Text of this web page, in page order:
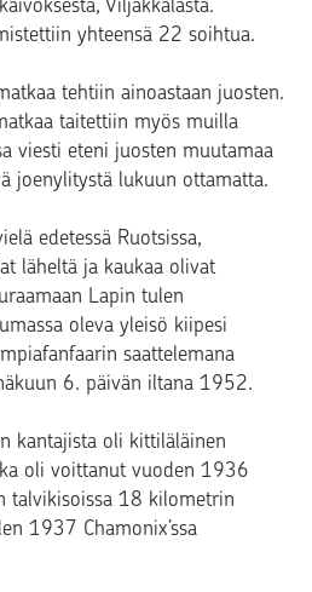
yhteensä 22 soihtua.
tehtiin ainoastaan juosten.
taitettiin myös muilla
viesti eteni juosten muutamaa
joenylitystä lukuun ottamatta.
edetessä Ruotsissa,
läheltä ja kaukaa olivat
Lapin tulen
oleva yleisö kiipesi
saattelemana
6. päivän iltana 1952.
kantajista oli kittiläläinen
oli voittanut vuoden 1936
talvikisoissa 18 kilometrin
1937 Chamonix’ssa